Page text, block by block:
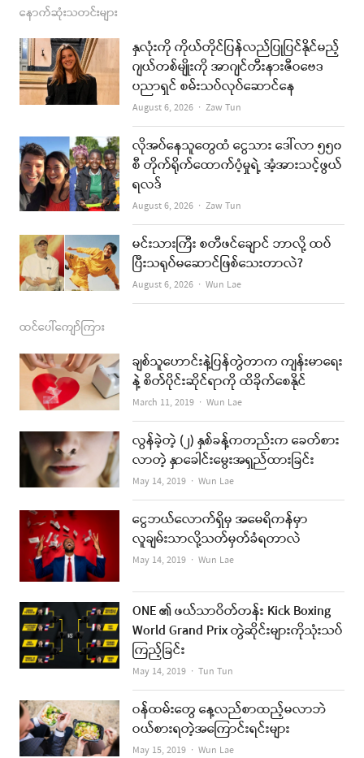
c
e
b
o
k
s
t
a
g
a
m
s
t
u
b
e
i
l
နောက်ဆုံးသတင်းများ
နှလုံးကို ကိုယ်တိုင်ပြန်လည်ပြုပြင်နိုင်မည့်
ဂျယ်တစ်မျိုးကို အာဂျင်တီးနားဇီဝဗေဒ
ပညာရှင် စမ်းသပ်လုပ်ဆောင်နေ
August 6, 2026 Author
Zaw Tun
လိုအပ်နေသူတွေထံ ငွေသား ဒေါ်လာ ၅၅၀
စီ တိုက်ရိုက်ထောက်ပံ့မှုရဲ့ အံ့အားသင့်ဖွယ်
ရလဒ်
August 6, 2026 Author
Zaw Tun
မင်းသားကြီး စတီဖင်ချောင် ဘာလို့ ထပ်
ပြီးသရုပ်မဆောင်ဖြစ်သေးတာလဲ?
August 6, 2026 Author
Wun Lae
ထင်ပေါ်ကျော်ကြား
ချစ်သူဟောင်းနဲ့ပြန်တွဲတာက ကျန်းမာရေး
နဲ့ စိတ်ပိုင်းဆိုင်ရာကို ထိခိုက်စေနိုင်
March 11, 2019 Author
Wun Lae
လွန်ခဲ့တဲ့ (၂) နှစ်ခန့်ကတည်းက ခေတ်စား
လာတဲ့ နှာခေါင်းမွေးအရှည်ထားခြင်း
May 14, 2019 Author
Wun Lae
ငွေဘယ်လောက်ရှိမှ အမေရိကန်မှာ
လူချမ်းသာလို့သတ်မှတ်ခံရတာလဲ
May 14, 2019 Author
Wun Lae
ONE ၏ ဖယ်သာဝိတ်တန်း Kick Boxing
World Grand Prix တွဲဆိုင်းများကိုသုံးသပ်
ကြည့်ခြင်း
May 14, 2019 Author
Tun Tun
ဝန်ထမ်းတွေ နေ့လည်စာထည့်မလာဘဲ
ဝယ်စားရတဲ့အကြောင်းရင်းများ
May 15, 2019 Author
Wun Lae